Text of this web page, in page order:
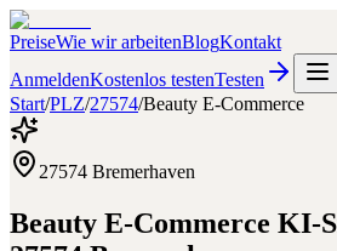
PreiseWie wir arbeitenBlogKontakt
AnmeldenKostenlos testenTesten
Start/PLZ/27574/Beauty E-Commerce
27574 Bremerhaven
Beauty E-Commerce KI-